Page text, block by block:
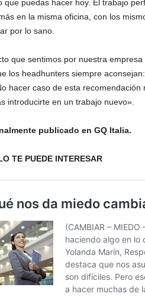
que puedas hacer hoy. El trabajo
en la misma oficina, con los
por lo sano.
que sentimos por nuestra
los headhunters siempre
hacer caso de esta
introducirte en un trabajo nuevo».
publicado en GQ Italia.
TE PUEDE INTERESAR